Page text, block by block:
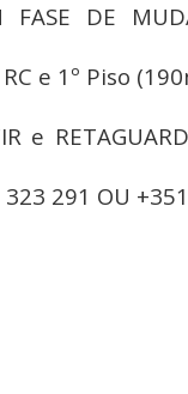
FASE DE
e 1º Piso
e
323 291 OU